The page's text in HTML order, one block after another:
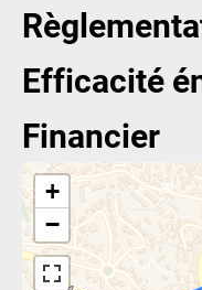
Efficacité
Financier
+
−